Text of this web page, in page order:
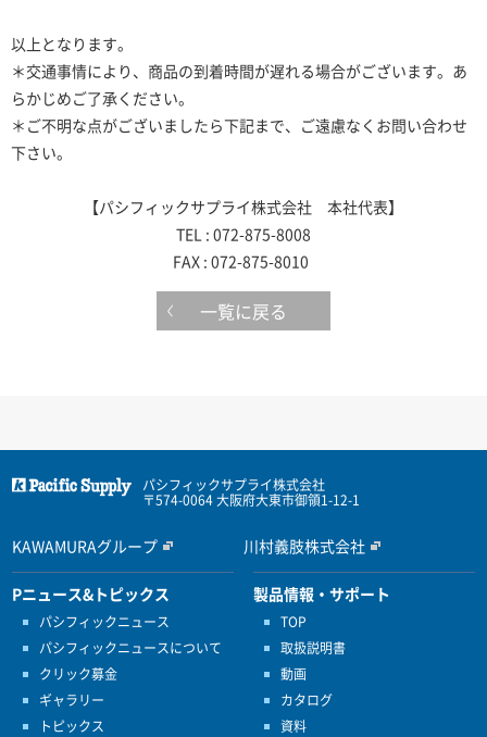
以上となります。
＊交通事情により、商品の到着時間が遅れる場合がございます。あ
らかじめご了承ください。
＊ご不明な点がございましたら下記まで、ご遠慮なくお問い合わせ
下さい。
【パシフィックサプライ株式会社 本社代表】
TEL : 072-875-8008
FAX : 072-875-8010
一覧に戻る
パシフィックサプライ株式会社
〒574-0064 大阪府大東市御領1-12-1
KAWAMURAグループ 川村義肢株式会社
Pニュース&トピックス
パシフィックニュース
パシフィックニュースについて
クリック募金
ギャラリー
トピックス
製品情報・サポート
TOP
取扱説明書
動画
カタログ
資料